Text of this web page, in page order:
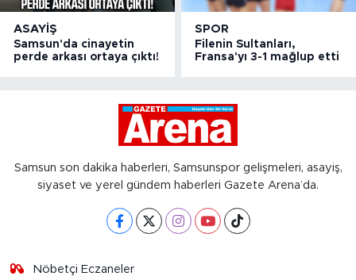
ASAYIŞ
Samsun'da cinayetin
perde arkası ortaya çıktı!
SPOR
Filenin Sultanları,
Fransa'yı 3-1 mağlup etti
Samsun son dakika haberleri, Samsunspor gelişmeleri, asayiş,
siyaset ve yerel gündem haberleri Gazete Arena’da.
Nöbetçi Eczaneler